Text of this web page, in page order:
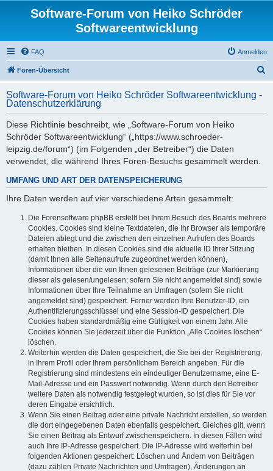
Software-Forum von Heiko Schröder
Softwareentwicklung
FAQ Anmelden
Foren-Übersicht
h
Software-Forum von Heiko Schröder Softwareentwicklung -
Datenschutzerklärung
Diese Richtlinie beschreibt, wie „Software-Forum von Heiko
Schröder Softwareentwicklung“ („https://www.schroeder-
leipzig.de/forum“) (im Folgenden „der Betreiber“) die Daten
verwendet, die während Ihres Foren-Besuchs gesammelt werden.
UMFANG UND ART DER DATENSPEICHERUNG
Ihre Daten werden auf vier verschiedene Arten gesammelt:
Die Forensoftware phpBB erstellt bei Ihrem Besuch des Boards mehrere
Cookies. Cookies sind kleine Textdateien, die Ihr Browser als temporäre
Dateien ablegt und die zwischen den einzelnen Aufrufen des Boards
erhalten bleiben. In diesen Cookies sind die aktuelle ID Ihrer Sitzung
(damit Ihnen alle Seitenaufrufe zugeordnet werden können),
Informationen über die von Ihnen gelesenen Beiträge (zur Markierung
dieser als gelesen/ungelesen; sofern Sie nicht angemeldet sind) sowie
Informationen über Ihre Teilnahme an Umfragen (sofern Sie nicht
angemeldet sind) gespeichert. Ferner werden Ihre Benutzer-ID, ein
Authentifizierungsschlüssel und eine Session-ID gespeichert. Die
Cookies haben standardmäßig eine Gültigkeit von einem Jahr. Alle
Cookies können Sie jederzeit über die Funktion „Alle Cookies löschen“
löschen.
Weiterhin werden die Daten gespeichert, die Sie bei der Registrierung,
in Ihrem Profil oder Ihrem persönlichem Bereich angeben. Für die
Registrierung sind mindestens ein eindeutiger Benutzername, eine E-
Mail-Adresse und ein Passwort notwendig. Wenn durch den Betreiber
weitere Daten als notwendig festgelegt wurden, so ist dies für Sie vor
deren Eingabe ersichtlich.
Wenn Sie einen Beitrag oder eine private Nachricht erstellen, so werden
die dort eingegebenen Daten ebenfalls gespeichert. Gleiches gilt, wenn
Sie einen Beitrag als Entwurf zwischenspeichern. In diesen Fällen wird
auch Ihre IP-Adresse gespeichert. Die IP-Adresse wird weiterhin bei
folgenden Aktionen gespeichert: Löschen und Ändern von Beiträgen
(dazu zählen Private Nachrichten und Umfragen), Änderungen an